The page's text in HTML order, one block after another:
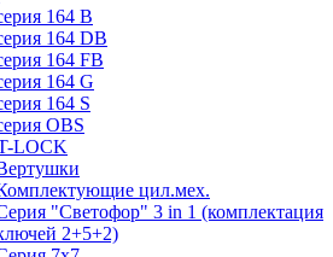
164 B
164 DB
164 FB
164 G
164 S
OBS
LOCK
цил.мех.
"Светофор" 3 in 1 (комплектация
2+5+2)